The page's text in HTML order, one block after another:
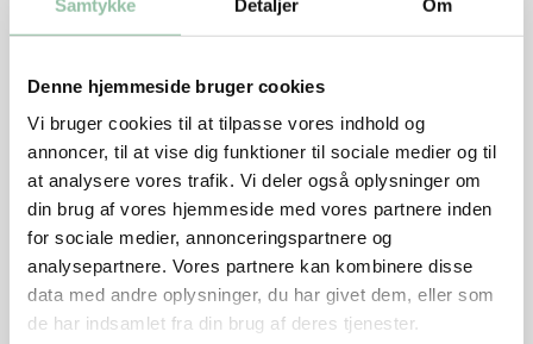
Samtykke Detaljer Om
Denne hjemmeside bruger cookies
Vi bruger cookies til at tilpasse vores indhold og
annoncer, til at vise dig funktioner til sociale medier og til
at analysere vores trafik. Vi deler også oplysninger om
din brug af vores hjemmeside med vores partnere inden
for sociale medier, annonceringspartnere og
analysepartnere. Vores partnere kan kombinere disse
data med andre oplysninger, du har givet dem, eller som
de har indsamlet fra din brug af deres tjenester.
Steg sellerien på panden i nogle minutter under
Tilsæt porrer og squash og steg igen nogle minutter,
til grøntsagerne er lige netop møre, men stadig
sprøde.
Tilsæt tomaterne og kødet under omrøring.
Smag til med østerssauce, salt og peber. Pynt med
klippet purløg.